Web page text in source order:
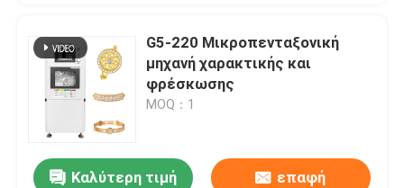
G5-220 Μικροπενταξονική
μηχανή χαρακτικής και
φρέσκωσης
MOQ：1
Καλύτερη τιμή επαφή